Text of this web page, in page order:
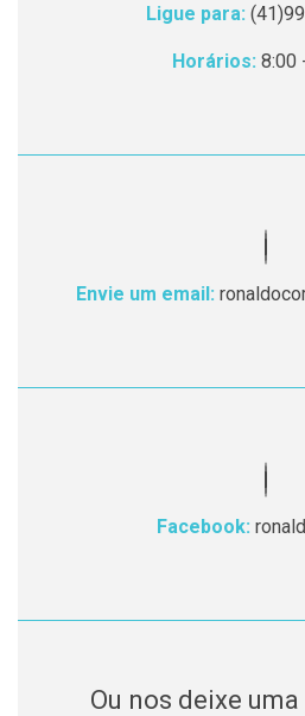
Ligue para:
Horários: 8:00
Envie um email:
Facebook:
Ou nos deixe